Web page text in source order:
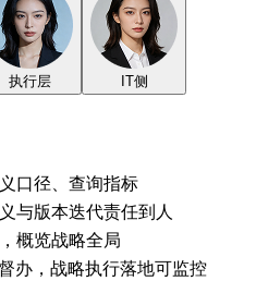
执行层 IT侧
口径、查询指标
与版本迭代责任到人
概览战略全局
办，战略执行落地可监控